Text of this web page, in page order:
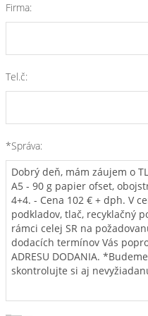
Firma:
Tel.č:
*Správa: